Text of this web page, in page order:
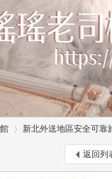
新北外送地區安全可靠
返回列